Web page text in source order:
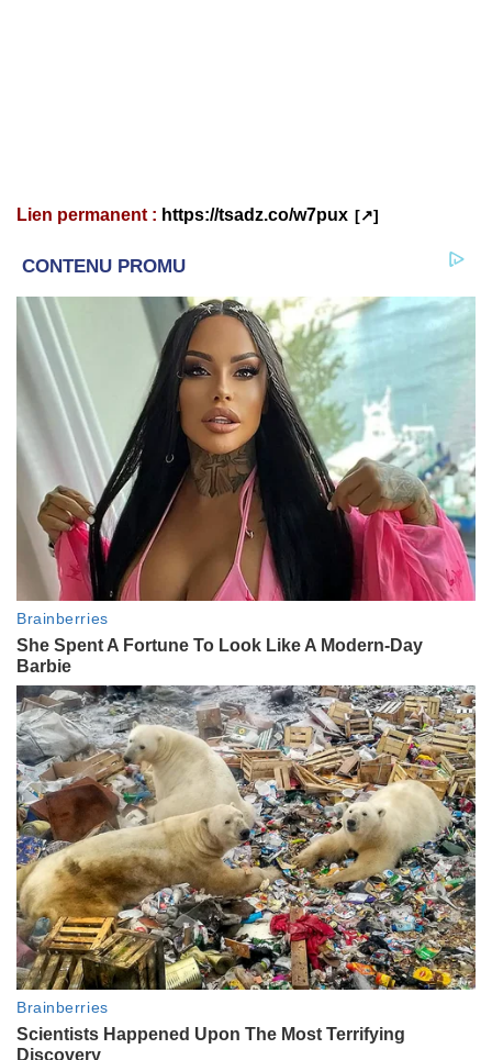
Lien permanent : https://tsadz.co/w7pux